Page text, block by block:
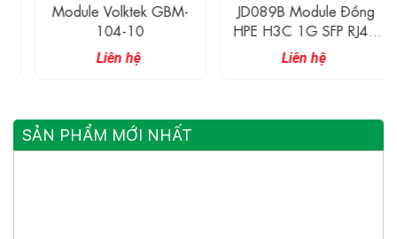
Module Volktek GBM-
104-10
Liên hệ
JD089B Module Đồng
HPE H3C 1G SFP RJ45
Transceiver 100M
Liên hệ
SẢN PHẨM MỚI NHẤT